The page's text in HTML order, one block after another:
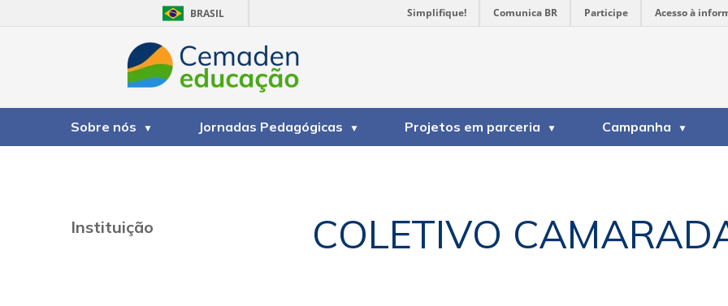
BRASIL Simplifique! Comunica BR Participe Acesso à
Sobre nós Jornadas Pedagógicas Projetos em parceria Campanha
Instituição COLETIVO